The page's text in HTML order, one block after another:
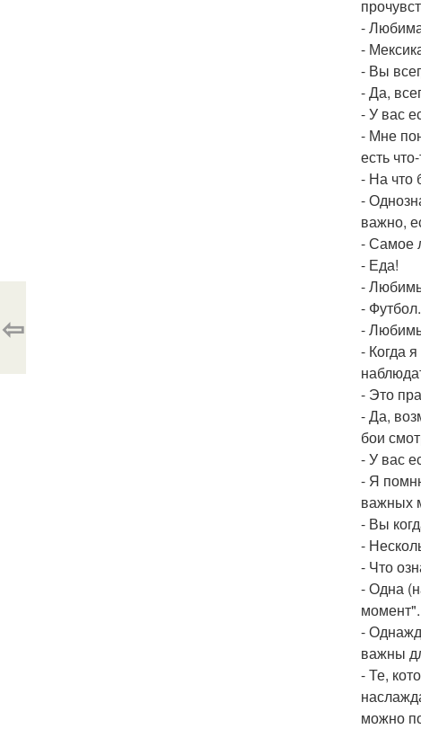
-
-
- Вы
- Да,
- У вас
- Мне
есть
- На что
-
важно,
- Самое
- Еда!
-
- Футбол.
-
- Когда
- Это
- Да,
бои
- У вас
- Я
важных
- Вы
-
- Что
- Одна
момент".
-
важны
- Те,
можно
⇦